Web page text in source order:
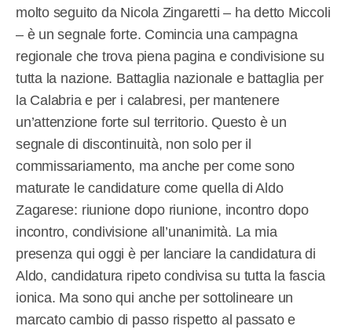
molto seguito da Nicola Zingaretti – ha detto Miccoli
– è un segnale forte. Comincia una campagna
regionale che trova piena pagina e condivisione su
tutta la nazione. Battaglia nazionale e battaglia per
la Calabria e per i calabresi, per mantenere
un’attenzione forte sul territorio. Questo è un
segnale di discontinuità, non solo per il
commissariamento, ma anche per come sono
maturate le candidature come quella di Aldo
Zagarese: riunione dopo riunione, incontro dopo
incontro, condivisione all’unanimità. La mia
presenza qui oggi è per lanciare la candidatura di
Aldo, candidatura ripeto condivisa su tutta la fascia
ionica. Ma sono qui anche per sottolineare un
marcato cambio di passo rispetto al passato e